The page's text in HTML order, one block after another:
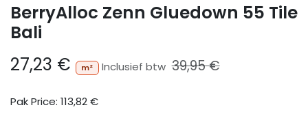
BerryAlloc Zenn Gluedown 55 Tile
Bali
27,23 € m² Inclusief btw 39,95€
Pak Price: 113,82€